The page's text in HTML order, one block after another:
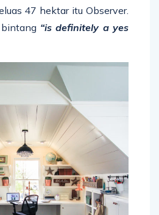
47 hektar itu Observer.
“is definitely a yes